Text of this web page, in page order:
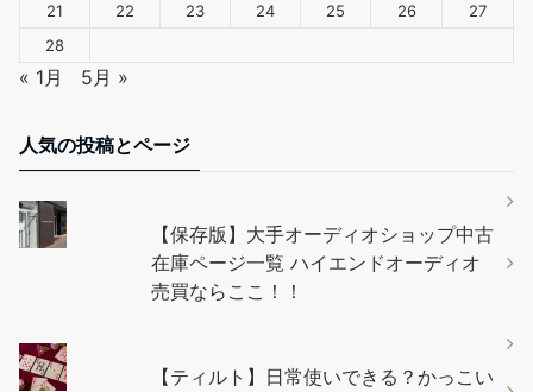
21
22 23 24 25 26
27
28
« 1月 5月 »
人気の投稿とページ
【保存版】大手オーディオショップ中古
在庫ページ一覧 ハイエンドオーディオ
売買ならここ！！
【ティルト】日常使いできる？かっこい